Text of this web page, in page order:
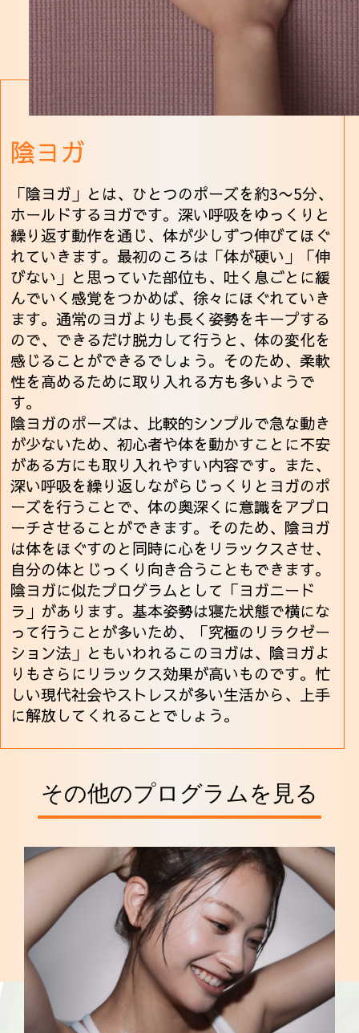
陰ヨガ
「陰ヨガ」とは、ひとつのポーズを約3〜5分、
ホールドするヨガです。深い呼吸をゆっくりと
繰り返す動作を通じ、体が少しずつ伸びてほぐ
れていきます。最初のころは「体が硬い」「伸
びない」と思っていた部位も、吐く息ごとに緩
んでいく感覚をつかめば、徐々にほぐれていき
ます。通常のヨガよりも長く姿勢をキープする
ので、できるだけ脱力して行うと、体の変化を
感じることができるでしょう。そのため、柔軟
性を高めるために取り入れる方も多いようで
す。
陰ヨガのポーズは、比較的シンプルで急な動き
が少ないため、初心者や体を動かすことに不安
がある方にも取り入れやすい内容です。また、
深い呼吸を繰り返しながらじっくりとヨガのポ
ーズを行うことで、体の奥深くに意識をアプロ
ーチさせることができます。そのため、陰ヨガ
は体をほぐすのと同時に心をリラックスさせ、
自分の体とじっくり向き合うこともできます。
陰ヨガに似たプログラムとして「ヨガニード
ラ」があります。基本姿勢は寝た状態で横にな
って行うことが多いため、「究極のリラクゼー
ション法」ともいわれるこのヨガは、陰ヨガよ
りもさらにリラックス効果が高いものです。忙
しい現代社会やストレスが多い生活から、上手
に解放してくれることでしょう。
その他のプログラムを見る